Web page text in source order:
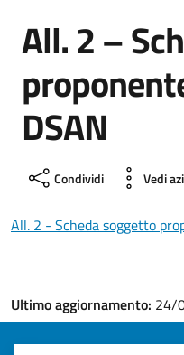
All. 2 –
DSAN
Condividi Vedi
All. 2 - Scheda soggetto
Ultimo aggiornamento: 24/